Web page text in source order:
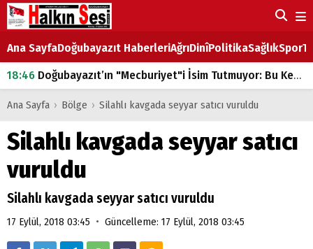
Ana SayfaDoğubayazıt HaberleriAğrıDinîPolitikaSağlıkSpor
18:46 Doğubayazıt’ın "Mecburiyet"i İsim Tutmuyor: Bu Kez de Mem u Zîn Oldu!
07:53Doğubayazıt’ta Ekmek Fiyatlarına Zam
07:16 Doğubayazıt'ta çocukların sırtındaki ağır yük
07:00 DEVLET ve HÜKÜMET
18:29ÇARŞI CADDESİ YAZ BOZ TAHTASI
Ana Sayfa › Bölge › Silahlı kavgada seyyar satıcı vuruldu
Silahlı kavgada seyyar satıcı
vuruldu
Silahlı kavgada seyyar satıcı vuruldu
17 Eylül, 2018 03:45 • Güncelleme: 17 Eylül, 2018 03:45